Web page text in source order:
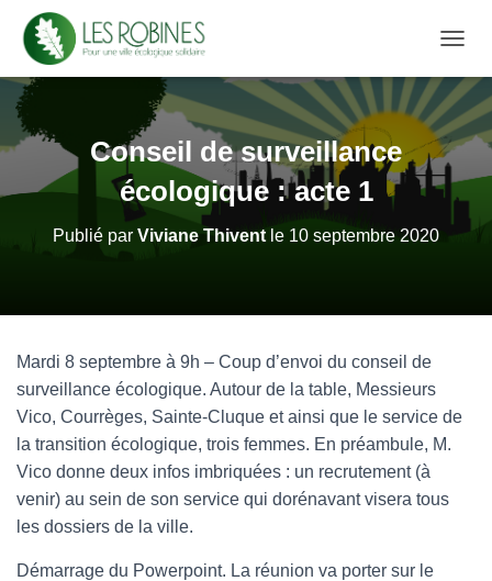
É
P
L
I
R
L
A
O
Conseil de surveillance
écologique : acte 1
Publié par Viviane Thivent le 10 septembre 2020
Mardi 8 septembre à 9h – Coup d’envoi du conseil de
surveillance écologique. Autour de la table, Messieurs
Vico, Courrèges, Sainte-Cluque et ainsi que le service de
la transition écologique, trois femmes. En préambule, M.
Vico donne deux infos imbriquées : un recrutement (à
venir) au sein de son service qui dorénavant visera tous
les dossiers de la ville.
Démarrage du Powerpoint. La réunion va porter sur le